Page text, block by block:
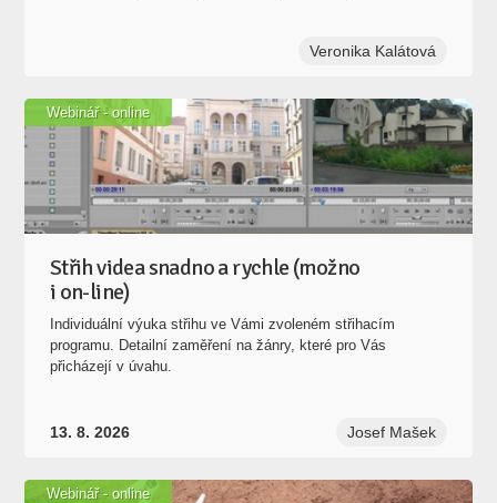
Veronika Kalátová
Střih videa snadno a rychle (možno
i on-line)
Individuální výuka střihu ve Vámi zvoleném střihacím
programu. Detailní zaměření na žánry, které pro Vás
přicházejí v úvahu.
13. 8. 2026 Josef Mašek
Webinář - online
Webinář - online